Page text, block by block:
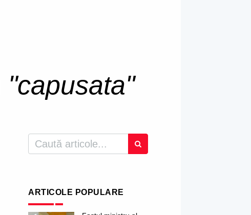
"capusata"
ARTICOLE POPULARE